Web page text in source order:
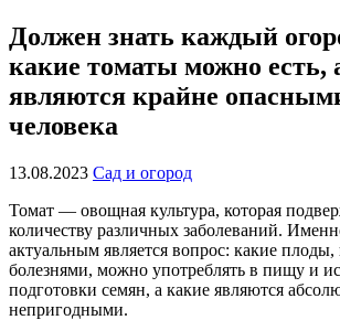
Должен знать каждый
какие томаты можно есть,
являются крайне
человека
13.08.2023 Сад и огород
Томат — овощная культура, которая
количеству различных заболеваний.
актуальным является вопрос: какие
болезнями, можно употреблять в пищу и
подготовки семян, а какие являются
непригодными.